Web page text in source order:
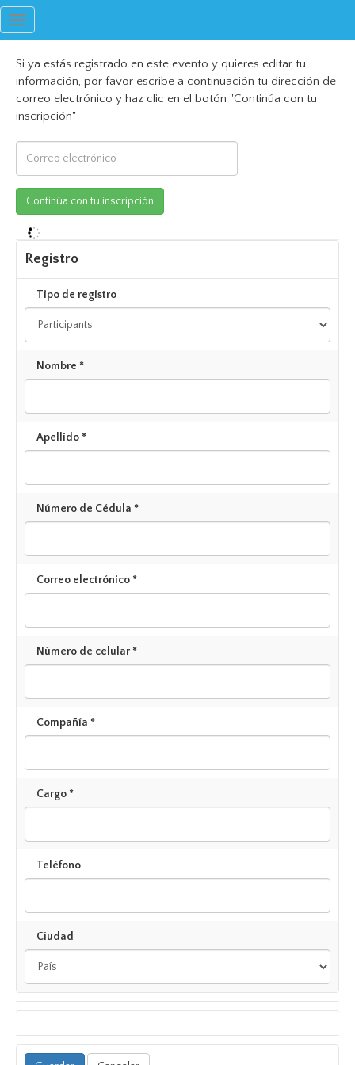
Toggle
navigation
Si ya estás registrado en este evento y quieres editar tu
información, por favor escribe a continuación tu dirección de
correo electrónico y haz clic en el botón "Continúa con tu
inscripción"
Registro
Tipo de registro
Nombre *
Apellido *
Número de Cédula *
Correo electrónico *
Número de celular *
Compañía *
Cargo *
Teléfono
Ciudad